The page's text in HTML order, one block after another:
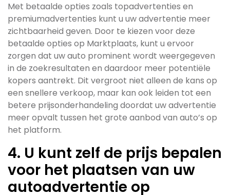
Met betaalde opties zoals topadvertenties en
premiumadvertenties kunt u uw advertentie meer
zichtbaarheid geven. Door te kiezen voor deze
betaalde opties op Marktplaats, kunt u ervoor
zorgen dat uw auto prominent wordt weergegeven
in de zoekresultaten en daardoor meer potentiële
kopers aantrekt. Dit vergroot niet alleen de kans op
een snellere verkoop, maar kan ook leiden tot een
betere prijsonderhandeling doordat uw advertentie
meer opvalt tussen het grote aanbod van auto’s op
het platform.
4. U kunt zelf de prijs bepalen
voor het plaatsen van uw
autoadvertentie op